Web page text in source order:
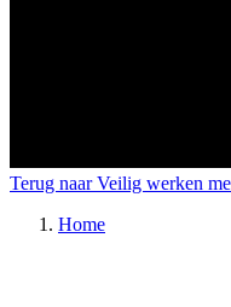
Terug naar Veilig werken
Home